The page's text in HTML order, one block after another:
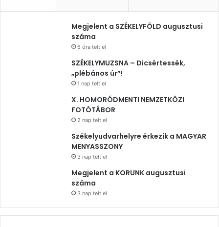
Megjelent a SZÉKELYFÖLD augusztusi
száma
6 óra telt el
SZÉKELYMUZSNA – Dicsértessék,
„plébános úr”!
1 nap telt el
X. HOMORÓDMENTI NEMZETKÖZI
FOTÓTÁBOR
2 nap telt el
Székelyudvarhelyre érkezik a MAGYAR
MENYASSZONY
3 nap telt el
Megjelent a KORUNK augusztusi
száma
3 nap telt el